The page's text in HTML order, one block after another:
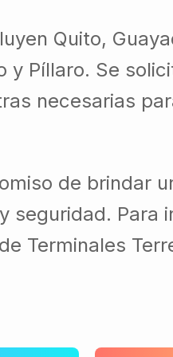
Quito,
y Píllaro. Se
necesarias
de brindar
seguridad.
Terminales